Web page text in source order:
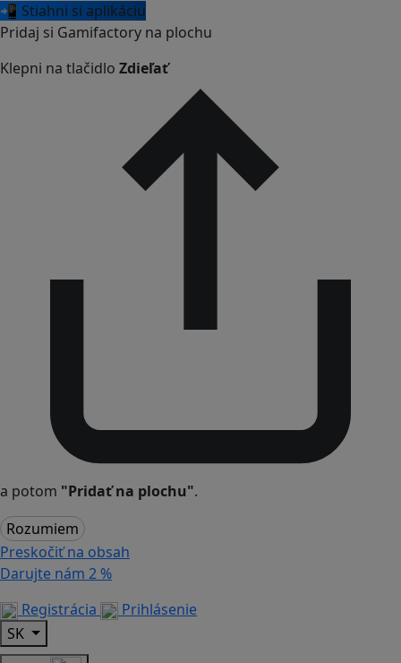
📲 Stiahni si aplikáciu
Pridaj si Gamifactory na plochu
Klepni na tlačidlo Zdieľať
a potom "Pridať na plochu".
Rozumiem
Preskočiť na obsah
Darujte nám 2 %
Registrácia
Prihlásenie
SK